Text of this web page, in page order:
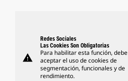
warning
Redes Sociales
Las Cookies Son Obligatorias
Para habilitar esta función, debe
aceptar el uso de cookies de
segmentación, funcionales y de
rendimiento.